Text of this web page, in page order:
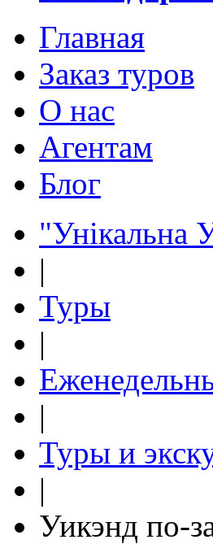
Главная
Заказ туров
О нас
Агентам
Блог
"Унікальна
|
Туры
|
|
Туры и
|
Уикэнд по-